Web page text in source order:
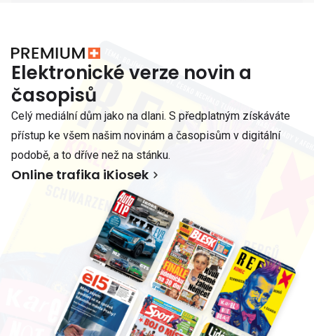
Elektronické verze novin a
časopisů
Celý mediální dům jako na dlani. S předplatným získáváte
přístup ke všem našim novinám a časopisům v digitální
podobě, a to dříve než na stánku.
Online trafika iKiosek